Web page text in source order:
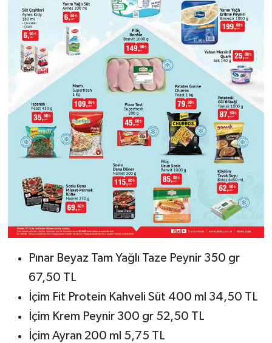
Pınar Beyaz Tam Yağlı Taze Peynir 350 gr
67,50 TL
İçim Fit Protein Kahveli Süt 400 ml 34,50 TL
İçim Krem Peynir 300 gr 52,50 TL
İçim Ayran 200 ml 5,75 TL